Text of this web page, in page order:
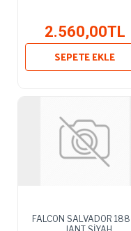
2.560,00TL
SEPETE EKLE
FALCON SALVADOR 188